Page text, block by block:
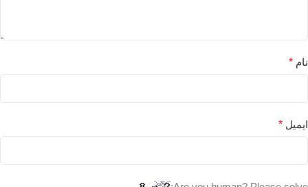
نام *
ایمیل *